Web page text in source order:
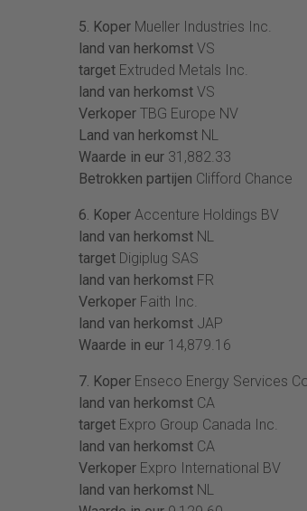
5. Koper Mueller Industries Inc.
land van herkomst VS
target Extruded Metals Inc.
land van herkomst VS
Verkoper TBG Europe NV
Land van herkomst NL
Waarde in eur 31,882.33
Betrokken partijen Clifford Chance
6. Koper Accenture Holdings BV
land van herkomst NL
target Digiplug SAS
land van herkomst FR
Verkoper Faith Inc.
land van herkomst JAP
Waarde in eur 14,879.16
7. Koper Enseco Energy Services
land van herkomst CA
target Expro Group Canada Inc.
land van herkomst CA
Verkoper Expro International BV
land van herkomst NL